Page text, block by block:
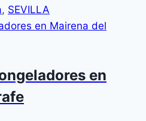
, SEVILLA
en